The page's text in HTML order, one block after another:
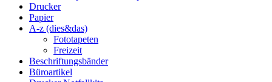
Drucker
Papier
A-z (dies&das)
Fototapeten
Freizeit
Beschriftungsbänder
Büroartikel